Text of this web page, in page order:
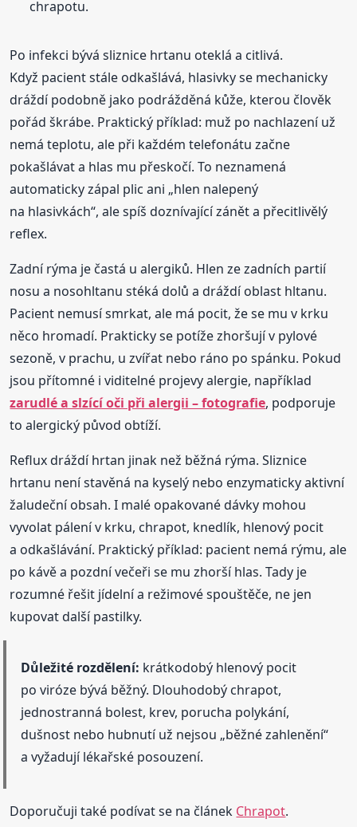
chrapotu.
Po infekci bývá sliznice hrtanu oteklá a citlivá.
Když pacient stále odkašlává, hlasivky se mechanicky
dráždí podobně jako podrážděná kůže, kterou člověk
pořád škrábe. Praktický příklad: muž po nachlazení už
nemá teplotu, ale při každém telefonátu začne
pokašlávat a hlas mu přeskočí. To neznamená
automaticky zápal plic ani „hlen nalepený
na hlasivkách“, ale spíš doznívající zánět a přecitlivělý
reflex.
Zadní rýma je častá u alergiků. Hlen ze zadních partií
nosu a nosohltanu stéká dolů a dráždí oblast hltanu.
Pacient nemusí smrkat, ale má pocit, že se mu v krku
něco hromadí. Prakticky se potíže zhoršují v pylové
sezoně, v prachu, u zvířat nebo ráno po spánku. Pokud
jsou přítomné i viditelné projevy alergie, například
zarudlé a slzící oči při alergii – fotografie, podporuje
to alergický původ obtíží.
Reflux dráždí hrtan jinak než běžná rýma. Sliznice
hrtanu není stavěná na kyselý nebo enzymaticky aktivní
žaludeční obsah. I malé opakované dávky mohou
vyvolat pálení v krku, chrapot, knedlík, hlenový pocit
a odkašlávání. Praktický příklad: pacient nemá rýmu, ale
po kávě a pozdní večeři se mu zhorší hlas. Tady je
rozumné řešit jídelní a režimové spouštěče, ne jen
kupovat další pastilky.
Důležité rozdělení: krátkodobý hlenový pocit
po viróze bývá běžný. Dlouhodobý chrapot,
jednostranná bolest, krev, porucha polykání,
dušnost nebo hubnutí už nejsou „běžné zahlenění“
a vyžadují lékařské posouzení.
Doporučuji také podívat se na článek Chrapot.